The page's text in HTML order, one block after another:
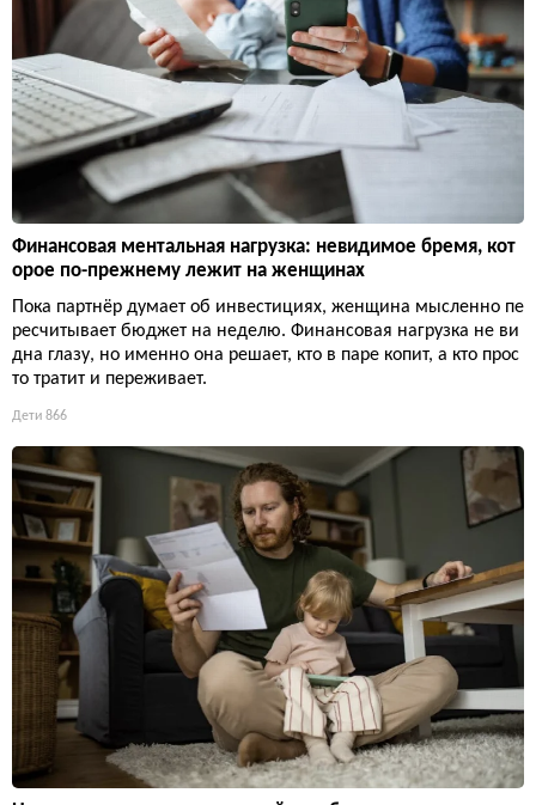
Финансовая ментальная нагрузка: невидимое бремя, кот
орое по-прежнему лежит на женщинах
Пока партнёр думает об инвестициях, женщина мысленно пе
ресчитывает бюджет на неделю. Финансовая нагрузка не ви
дна глазу, но именно она решает, кто в паре копит, а кто прос
то тратит и переживает.
Дети 866